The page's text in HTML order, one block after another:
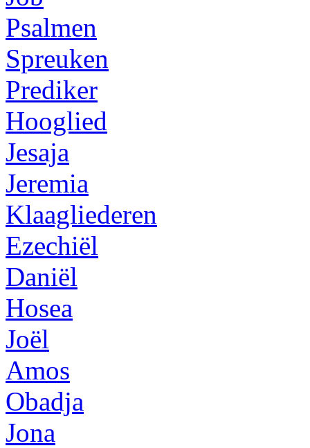
Psalmen
Spreuken
Prediker
Hooglied
Jesaja
Jeremia
Klaagliederen
Ezechiël
Daniël
Hosea
Joël
Amos
Obadja
Jona